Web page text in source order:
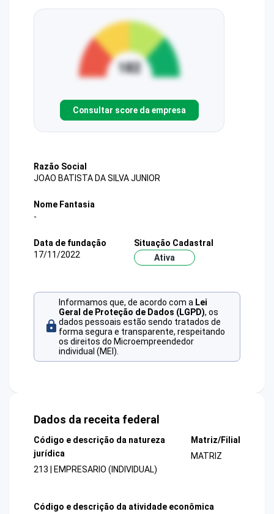
Consultar score da empresa
Razão Social
JOAO BATISTA DA SILVA JUNIOR
Nome Fantasia
-
Data de fundação
17/11/2022
Situação Cadastral
Ativa
Informamos que, de acordo com a Lei
Geral de Proteção de Dados (LGPD), os
dados pessoais estão sendo tratados de
forma segura e transparente, respeitando
os direitos do Microempreendedor
individual (MEI).
Dados da receita federal
Código e descrição da natureza
jurídica
213 | EMPRESARIO (INDIVIDUAL)
Matriz/Filial
MATRIZ
Código e descrição da atividade econômica